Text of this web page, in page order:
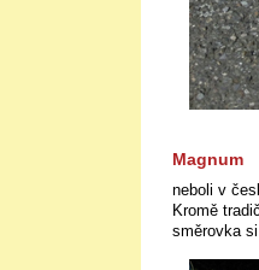
Magnum
neboli v
Kromě
směrovka